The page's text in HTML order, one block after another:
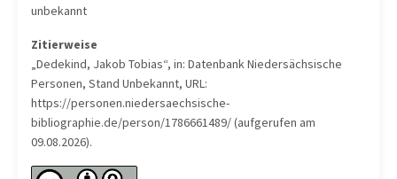
unbekannt
Zitierweise
„Dedekind, Jakob Tobias“, in: Datenbank Niedersächsische
Personen, Stand Unbekannt, URL:
https://personen.niedersaechsische-
bibliographie.de/person/1786661489/ (aufgerufen am
09.08.2026).